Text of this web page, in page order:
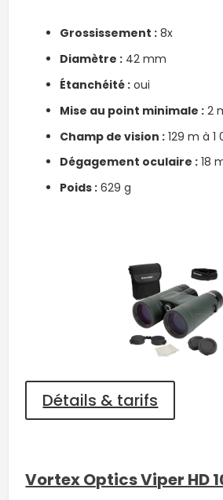
Grossissement : 8x
Diamètre : 42 mm
Étanchéité : oui
Mise au point minimale : 2
Champ de vision : 129 m à
Dégagement oculaire : 18
Poids : 629 g
Détails & tarifs
Vortex Optics Viper HD